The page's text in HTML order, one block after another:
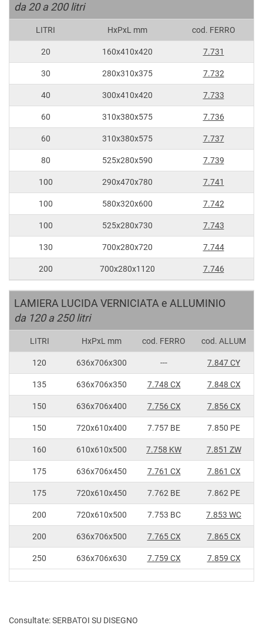
da 20 a 200 litri
LITRI HxPxL mm cod. FERRO
20 160x410x420 7.731
30 280x310x375 7.732
40 300x410x420 7.733
60 310x380x575 7.736
60 310x380x575 7.737
80 525x280x590 7.739
100 290x470x780 7.741
100 580x320x600 7.742
100 525x280x730 7.743
130 700x280x720 7.744
200 700x280x1120 7.746
LAMIERA LUCIDA VERNICIATA e ALLUMINIO
da 120 a 250 litri
LITRI HxPxL mm cod. FERRO cod. ALLUM
120 636x706x300 --- 7.847 CY
135 636x706x350 7.748 CX 7.848 CX
150 636x706x400 7.756 CX 7.856 CX
150 720x610x400 7.757 BE 7.850 PE
160 610x610x500 7.758 KW 7.851 ZW
175 636x706x450 7.761 CX 7.861 CX
175 720x610x450 7.762 BE 7.862 PE
200 720x610x500 7.753 BC 7.853 WC
200 636x706x500 7.765 CX 7.865 CX
250 636x706x630 7.759 CX 7.859 CX
Consultate:SERBATOI SU DISEGNO